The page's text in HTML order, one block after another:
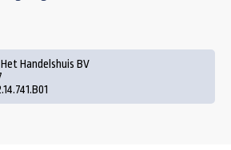
Handelshuis BV